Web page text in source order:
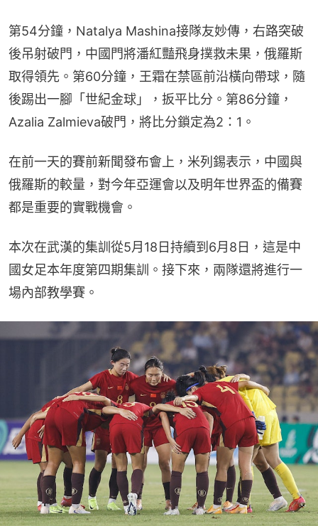
第54分鐘，Natalya Mashina接隊友妙傳，右路突破
後吊射破門，中國門將潘紅豔飛身撲救未果，俄羅斯
取得領先。第60分鐘，王霜在禁區前沿橫向帶球，隨
後踢出一腳「世紀金球」，扳平比分。第86分鐘，
Azalia Zalmieva破門，將比分鎖定為2：1。
在前一天的賽前新聞發布會上，米列錫表示，中國與
俄羅斯的較量，對今年亞運會以及明年世界盃的備賽
都是重要的實戰機會。
本次在武漢的集訓從5月18日持續到6月8日，這是中
國女足本年度第四期集訓。接下來，兩隊還將進行一
場內部教學賽。